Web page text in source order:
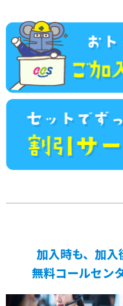
加入時も、加入
無料コールセン